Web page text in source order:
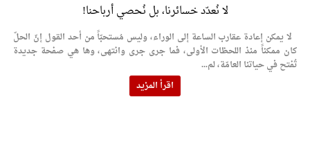
لا نُعدّد خسائرنا، بل نُحصي أرباحنا!
لا يمكن إعادة عقارب الساعة إلى الوراء، وليس مُستحبّاً من أحد القول إنّ الحلّ
كان ممكناً منذ اللحظات الأولى، فما جرى جرى وانتهى، وها هي صفحة جديدة
تُفتح في حياتنا العامّة، لم...
اقرأ المزيد